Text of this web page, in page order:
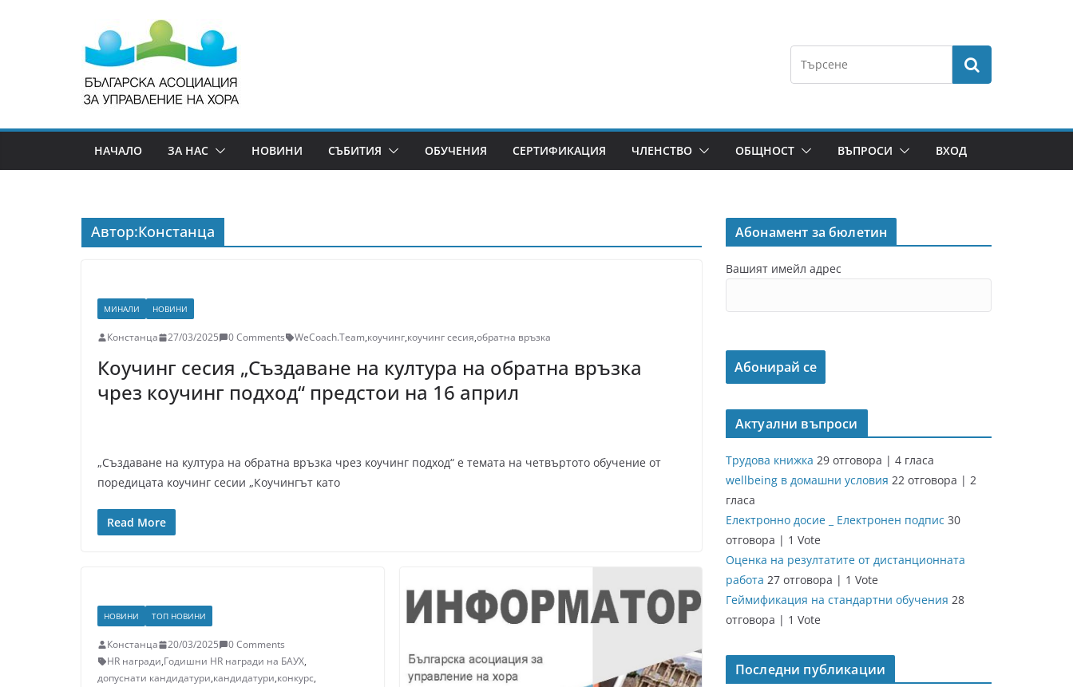
НАЧАЛО ЗА НАС НОВИНИ СЪБИТИЯ ОБУЧЕНИЯ СЕРТИФИКАЦИЯ ЧЛЕНСТВО ОБЩНОСТ ВЪПРОСИ ВХОД
Автор:Констанца
МИНАЛИ НОВИНИ
Констанца 27/03/2025 0 Comments WeCoach.Team,коучинг,коучинг сесия,обратна връзка
Коучинг сесия „Създаване на култура на обратна връзка
чрез коучинг подход“ предстои на 16 април
„Създаване на култура на обратна връзка чрез коучинг подход“ е темата на четвъртото обучение от
поредицата коучинг сесии „Коучингът като
Read More
НОВИНИ ТОП НОВИНИ
Констанца 20/03/2025
0 Comments
HR награди,Годишни HR награди на БАУХ,
допуснати кандидатури,кандидатури,конкурс,
Абонамент за бюлетин
Вашият имейл адрес
Актуални въпроси
Трудова книжка 29 отговора | 4 гласа
wellbeing в домашни условия 22 отговора | 2
гласа
Електронно досие _ Електронен подпис 30
отговора | 1 Vote
Оценка на резултатите от дистанционната
работа 27 отговора | 1 Vote
Геймификация на стандартни обучения 28
отговора | 1 Vote
Последни публикации